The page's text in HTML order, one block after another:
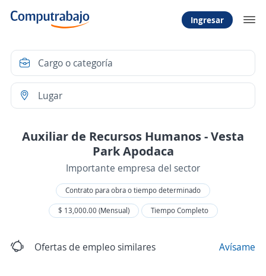
Ingresar
Auxiliar de Recursos Humanos - Vesta
Park Apodaca
Importante empresa del sector
Contrato para obra o tiempo determinado
$ 13,000.00 (Mensual)
Tiempo Completo
Ofertas de empleo similares Avísame